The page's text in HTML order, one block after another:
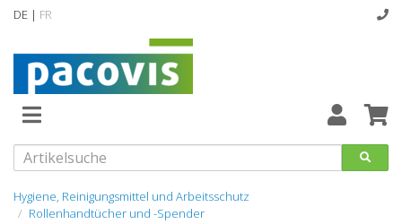
DE | FR
Abverkaufsartikel
Neuheiten
Vollsortiment
Hygiene, Reinigungsmittel und Arbeitsschutz
Rollenhandtücher und -Spender